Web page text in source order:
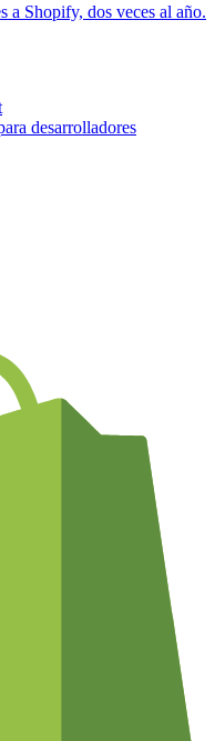
a Shopify, dos veces al año.
desarrolladores